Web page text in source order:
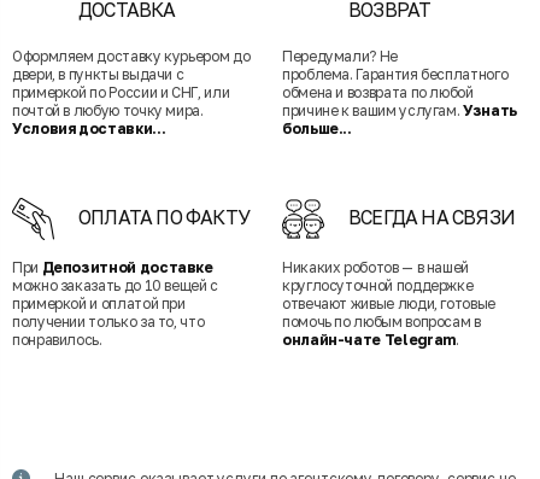
ДОСТАВКА
Оформляем доставку курьером до
двери, в пункты выдачи с
примеркой по России и СНГ, или
почтой в любую точку мира.
Условия доставки...
ВОЗВРАТ
Передумали? Не
проблема. Гарантия бесплатного
обмена и возврата по любой
причине к вашим услугам. Узнать
больше...
ОПЛАТА ПО ФАКТУ
При Депозитной доставке
можно заказать до 10 вещей с
примеркой и оплатой при
получении только за то, что
понравилось.
ВСЕГДА НА СВЯЗИ
Никаких роботов — в нашей
круглосуточной поддержке
отвечают живые люди, готовые
помочь по любым вопросам в
онлайн-чате Telegram.